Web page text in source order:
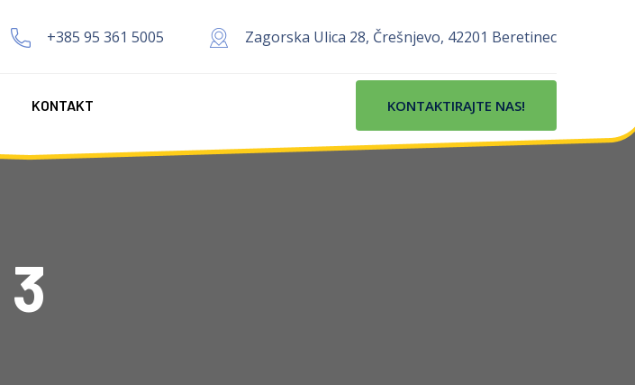
+385 95 361 5005 Zagorska Ulica 28, Črešnjevo, 42201 Beretinec
KONTAKT KONTAKTIRAJTE NAS!